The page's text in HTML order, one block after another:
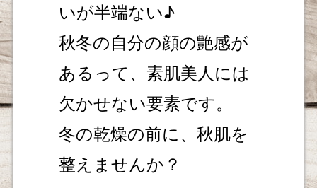
いが半端ない♪
秋冬の自分の顔の艶感が
あるって、素肌美人には
欠かせない要素です。
冬の乾燥の前に、秋肌を
整えませんか？